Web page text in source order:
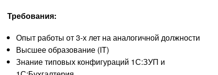
Требования:
Опыт работы от 3-х лет на аналогичной должности
Высшее образование (IT)
Знание типовых конфигураций 1С:ЗУП и